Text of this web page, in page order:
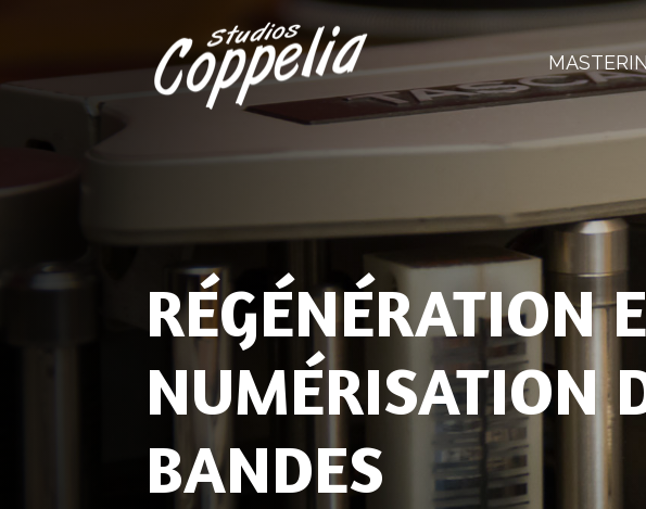
RÉGÉNÉRATION
NUMÉRISATION
BANDES